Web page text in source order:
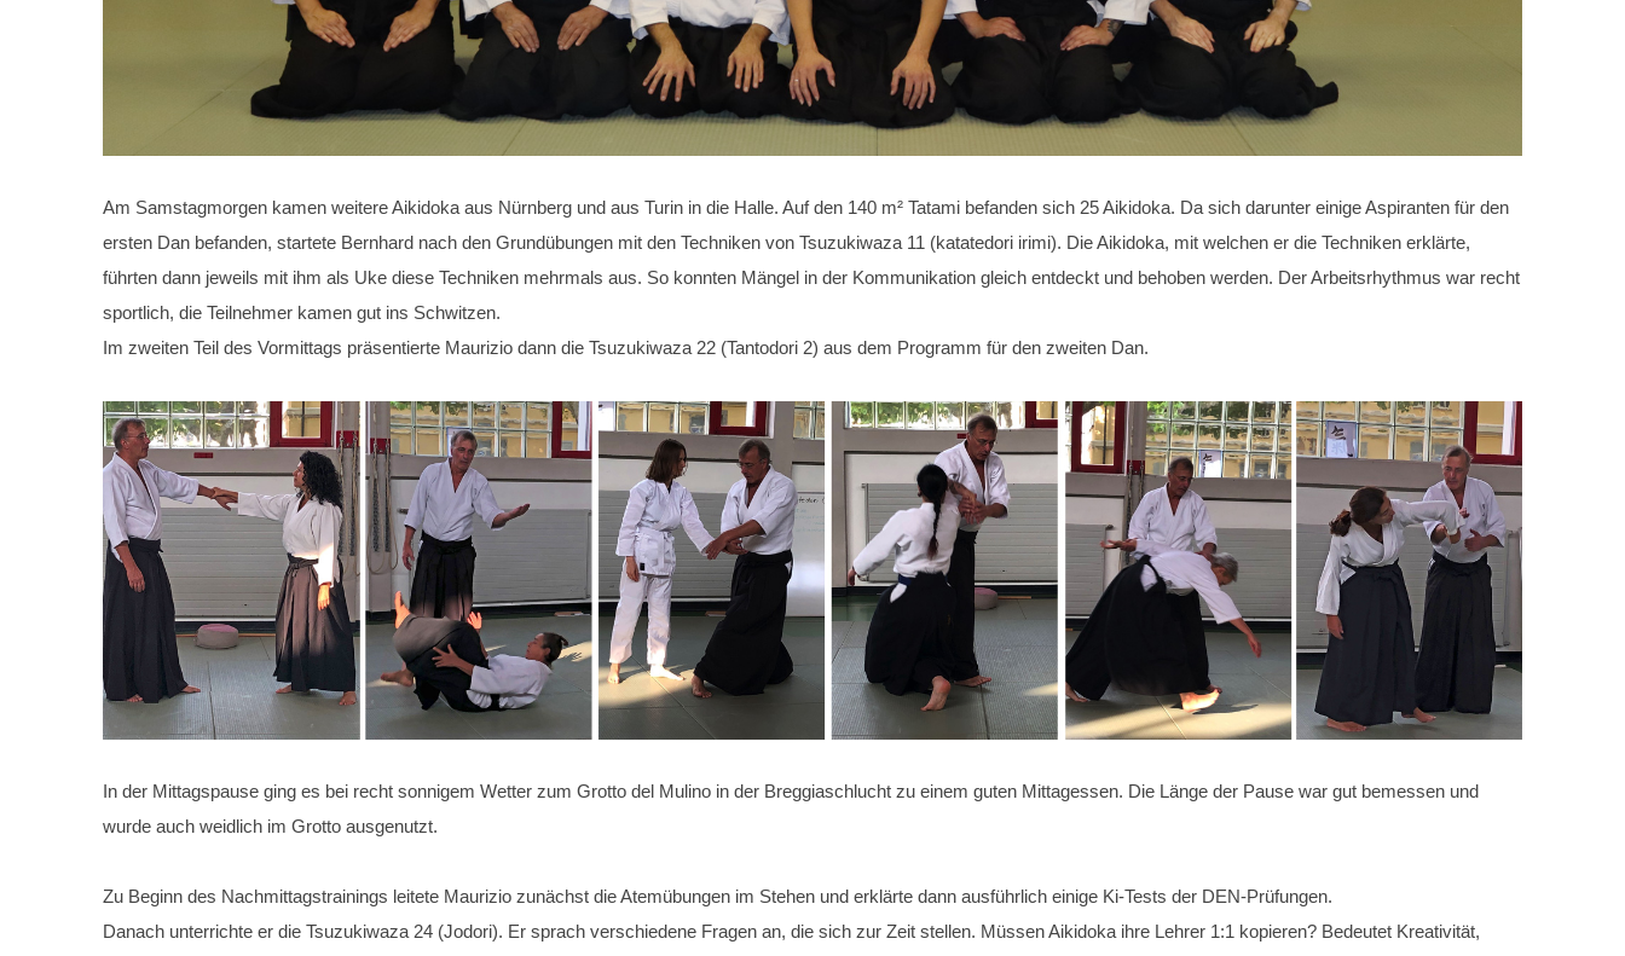
Am Samstagmorgen kamen weitere Aikidoka aus Nürnberg und aus Turin in die Halle. Auf den 140 m² Tatami befanden sich 25 Aikidoka. Da sich darunter einige Aspiranten für den
ersten Dan befanden, startete Bernhard nach den Grundübungen mit den Techniken von Tsuzukiwaza 11 (katatedori irimi). Die Aikidoka, mit welchen er die Techniken erklärte,
führten dann jeweils mit ihm als Uke diese Techniken mehrmals aus. So konnten Mängel in der Kommunikation gleich entdeckt und behoben werden. Der Arbeitsrhythmus war recht
sportlich, die Teilnehmer kamen gut ins Schwitzen.
Im zweiten Teil des Vormittags präsentierte Maurizio dann die Tsuzukiwaza 22 (Tantodori 2) aus dem Programm für den zweiten Dan.
In der Mittagspause ging es bei recht sonnigem Wetter zum Grotto del Mulino in der Breggiaschlucht zu einem guten Mittagessen. Die Länge der Pause war gut bemessen und
wurde auch weidlich im Grotto ausgenutzt.
Zu Beginn des Nachmittagstrainings leitete Maurizio zunächst die Atemübungen im Stehen und erklärte dann ausführlich einige Ki-Tests der DEN-Prüfungen.
Danach unterrichte er die Tsuzukiwaza 24 (Jodori). Er sprach verschiedene Fragen an, die sich zur Zeit stellen. Müssen Aikidoka ihre Lehrer 1:1 kopieren? Bedeutet Kreativität,